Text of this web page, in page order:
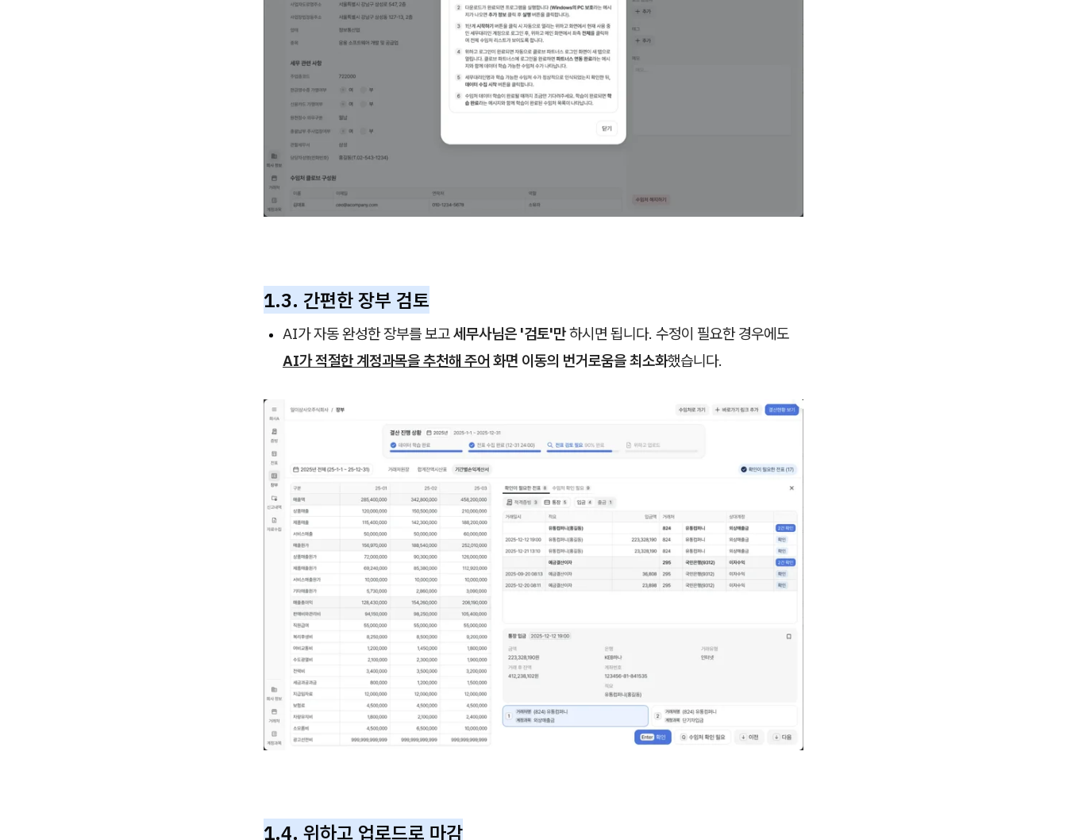
1.3. 간편한 장부 검토
AI가 자동 완성한 장부를 보고세무사님은 '검토'만하시면 됩니다. 수정이 필요한 경우에도
AI가 적절한 계정과목을 추천해 주어 화면 이동의 번거로움을 최소화했습니다.
1.4. 위하고 업로드로 마감